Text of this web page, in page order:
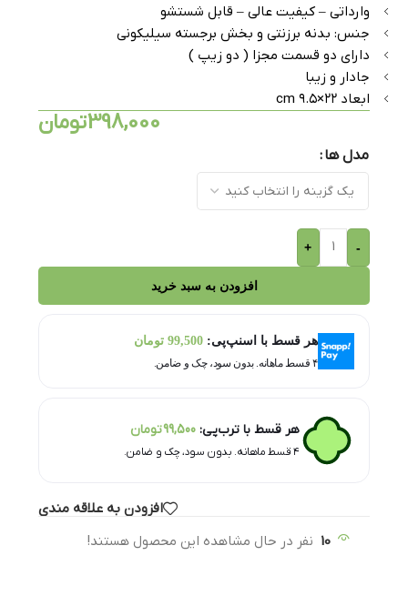
وارداتی – کیفیت عالی – قابل شستشو
جنس: بدنه برزنتی و بخش برجسته سیلیکونی
دارای دو قسمت مجزا ( دو زیپ )
جادار و زیبا
ابعاد ۲۲×۹.۵ cm
398,000تومان
مدل ها
-
+
افزودن به سبد خرید
هر قسط با اسنپ‌پی:99,500 تومان
۴ قسط ماهانه. بدون سود، چک و ضامن.
هر قسط با ترب‌پی:99,500تومان
۴ قسط ماهانه. بدون سود، چک و ضامن.
افزودن به علاقه مندی
10 نفر در حال مشاهده این محصول هستند!